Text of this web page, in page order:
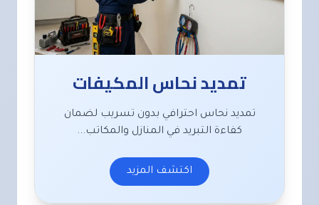
تمديد نحاس المكيفات
تمديد نحاس احترافي بدون تسريب لضمان
كفاءة التبريد في المنازل والمكاتب...
اكتشف المزيد